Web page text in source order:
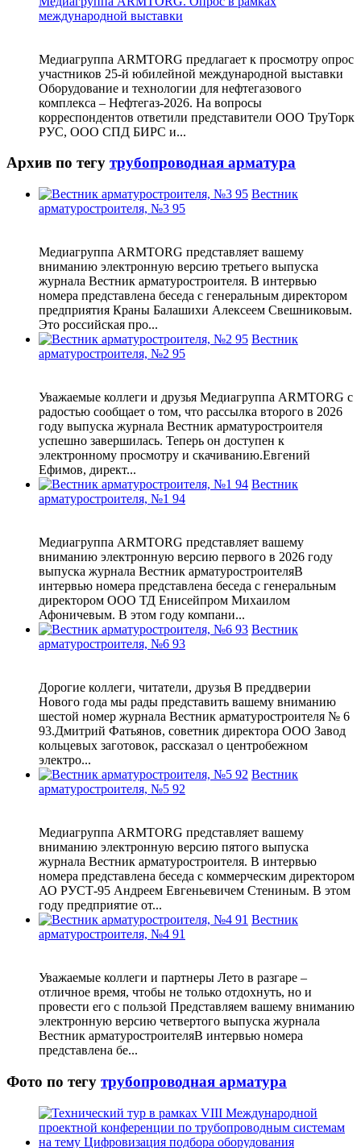
международной выставки
Медиагруппа ARMTORG предлагает к просмотру опрос
участников 25-й юбилейной международной выставки
Оборудование и технологии для нефтегазового
комплекса – Нефтегаз-2026. На вопросы
корреспондентов ответили представители ООО ТруТорк
РУС, ООО СПД БИРС и...
Архив по тегу трубопроводная арматура
Вестник
арматуростроителя, №3 95
Медиагруппа ARMTORG представляет вашему
вниманию электронную версию третьего выпуска
журнала Вестник арматуростроителя. В интервью
номера представлена беседа с генеральным директором
предприятия Краны Балашихи Алексеем Свешниковым.
Это российская про...
Вестник
арматуростроителя, №2 95
Уважаемые коллеги и друзья Медиагруппа ARMTORG с
радостью сообщает о том, что рассылка второго в 2026
году выпуска журнала Вестник арматуростроителя
успешно завершилась. Теперь он доступен к
электронному просмотру и скачиванию.Евгений
Ефимов, директ...
Вестник
арматуростроителя, №1 94
Медиагруппа ARMTORG представляет вашему
вниманию электронную версию первого в 2026 году
выпуска журнала Вестник арматуростроителяВ
интервью номера представлена беседа с генеральным
директором ООО ТД Енисейпром Михаилом
Афоничевым. В этом году компани...
Вестник
арматуростроителя, №6 93
Дорогие коллеги, читатели, друзья В преддверии
Нового года мы рады представить вашему вниманию
шестой номер журнала Вестник арматуростроителя № 6
93.Дмитрий Фатьянов, советник директора ООО Завод
кольцевых заготовок, рассказал о центробежном
электро...
Вестник
арматуростроителя, №5 92
Медиагруппа ARMTORG представляет вашему
вниманию электронную версию пятого выпуска
журнала Вестник арматуростроителя. В интервью
номера представлена беседа с коммерческим директором
АО РУСТ-95 Андреем Евгеньевичем Стениным. В этом
году предприятие от...
Вестник
арматуростроителя, №4 91
Уважаемые коллеги и партнеры Лето в разгаре –
отличное время, чтобы не только отдохнуть, но и
провести его с пользой Представляем вашему вниманию
электронную версию четвертого выпуска журнала
Вестник арматуростроителяВ интервью номера
представлена бе...
Фото по тегу трубопроводная арматура